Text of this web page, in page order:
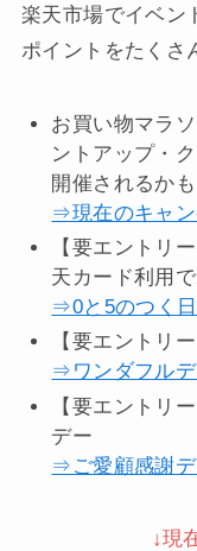
楽天市場でイベン
ポイントをたくさ
お買い物マラ
ントアップ・
開催されるかも
⇒現在のキャン
【要エントリ
天カード利用
⇒0と5のつく
【要エントリ
⇒ワンダフル
【要エントリ
デー
⇒ご愛顧感謝
↓現